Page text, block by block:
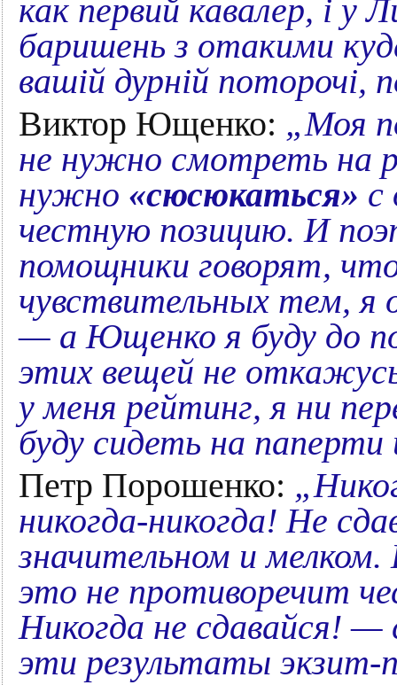
как первий кавалер, і у
баришень з отакими
вашій дурній поторочі,
Виктор Ющенко: „Моя
не нужно смотреть на
нужно «сюсюкаться» с
честную позицию. И
помощники говорят,
чувствительных тем,
— а Ющенко я буду до
этих вещей не
у меня рейтинг, я ни
буду сидеть на паперти
Петр Порошенко:
никогда-никогда! Не
значительном и мелком.
это не противоречит
Никогда не сдавайся! —
эти результаты экзит-